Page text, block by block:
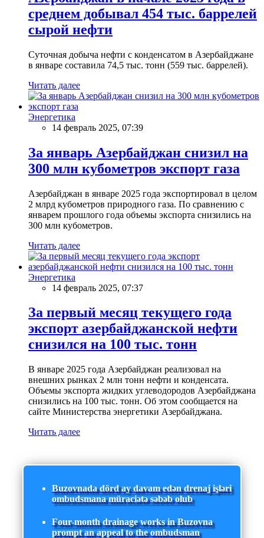
среднем добывал 454 тыс. баррелей
сырой нефти
Суточная добыча нефти с конденсатом в Азербайджане
в январе составила 74,5 тыс. тонн (559 тыс. баррелей).
Читать далее
Энергетика
14 февраль 2025, 07:39
За январь Азербайджан снизил на
300 млн кубометров экспорт газа
Азербайджан в январе 2025 года экспортировал в целом
2 млрд кубометров природного газа. По сравнению с
январем прошлого года объемы экспорта снизились на
300 млн кубометров.
Читать далее
Энергетика
14 февраль 2025, 07:37
За первый месяц текущего года
экспорт азербайджанской нефти
снизился на 100 тыс. тонн
В январе 2025 года Азербайджан реализовал на
внешних рынках 2 млн тонн нефти и конденсата.
Объемы экспорта жидких углеводородов Азербайджана
снизились на 100 тыс. тонн. Об этом сообщается на
сайте Министерства энергетики Азербайджана.
Читать далее
Buzovnada dörd ay davam edən drenaj işləri
ombudsmana müraciətə səbəb olub
Four-month drainage works in Buzovna
prompt an appeal to the ombudsman